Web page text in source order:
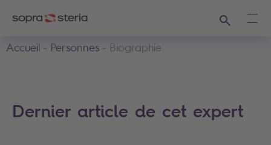
Recherche
Accueil
Personnes Biographie
Dernier article de cet expert